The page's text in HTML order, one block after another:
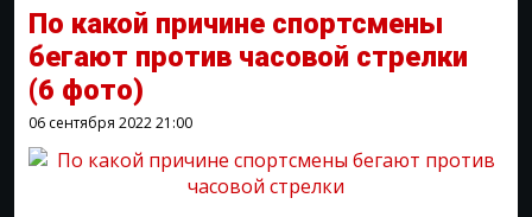
По какой причине спортсмены
бегают против часовой стрелки
(6 фото)
06 сентября 202221:00